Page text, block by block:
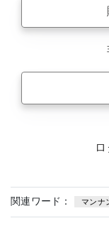
関連ワード： マンナ